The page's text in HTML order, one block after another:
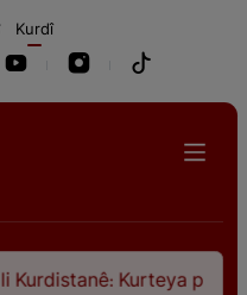
Kurdî
Kurteya pêşveçûna